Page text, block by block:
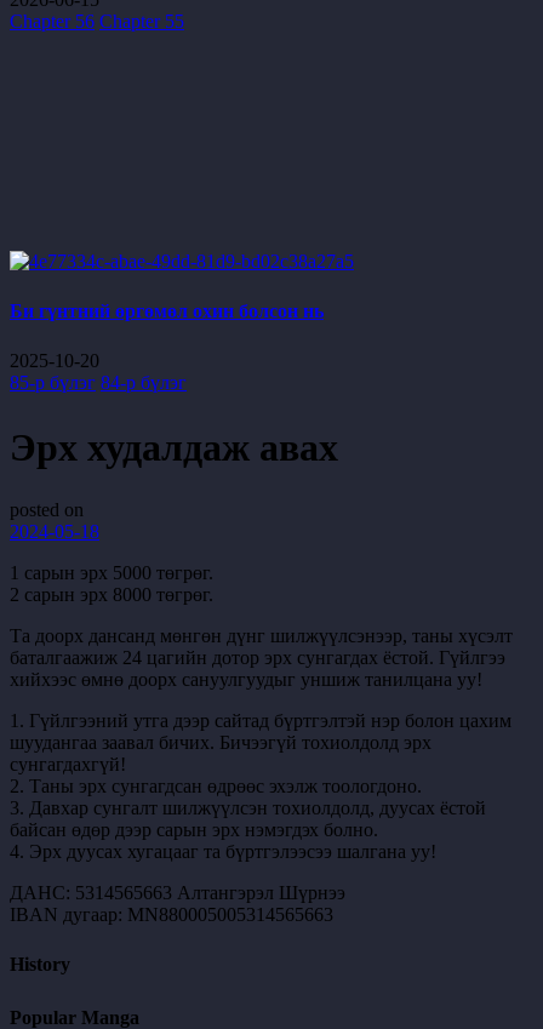
Chapter 56 Chapter 55
Би гүнтний өргөмөл охин болсон нь
2025-10-20
85-р бүлэг 84-р бүлэг
Эрх худалдаж авах
posted on
2024-05-18
1 сарын эрх 5000 төгрөг.
2 сарын эрх 8000 төгрөг.
Та доорх дансанд мөнгөн дүнг шилжүүлсэнээр, таны хүсэлт
баталгаажиж 24 цагийн дотор эрх сунгагдах ёстой. Гүйлгээ
хийхээс өмнө доорх сануулгуудыг уншиж танилцана уу!
1. Гүйлгээний утга дээр сайтад бүртгэлтэй нэр болон цахим
шуудангаа заавал бичих. Бичээгүй тохиолдолд эрх
сунгагдахгүй!
2. Таны эрх сунгагдсан өдрөөс эхэлж тоологдоно.
3. Давхар сунгалт шилжүүлсэн тохиолдолд, дуусах ёстой
байсан өдөр дээр сарын эрх нэмэгдэх болно.
4. Эрх дуусах хугацааг та бүртгэлээсээ шалгана уу!
ДАНС: 5314565663 Алтангэрэл Шүрнээ
IBAN дугаар: MN880005005314565663
History
Popular Manga